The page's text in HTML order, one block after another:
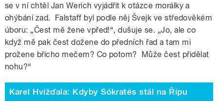
se v ní chtěl Jan Werich vyjádřit k otázce morálky a
ohýbání zad. Falstaff byl podle něj Švejk ve středověkém
úboru: „Čest mě žene vpřed!“, dušuje se. „Jo, ale co
když mě pak čest dožene do předních řad a tam mi
prožene břicho mečem? Co potom? Může čest přidělat
nohu?“
Karel Hvížďala: Kdyby Sókratés stál na Řípu